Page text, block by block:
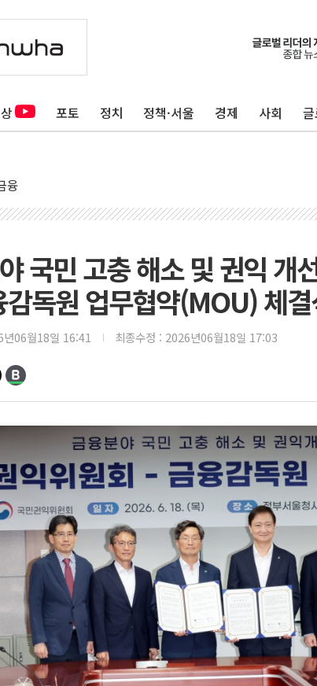
포토 정치 정책·서울 경제 사회
융
국민 고충 해소 및 권익 개
독원 업무협약(MOU) 체
년06월18일 16:41 최종수정 : 2026년06월18일 17:03